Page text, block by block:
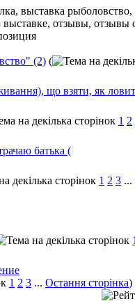
(2) (
що взяти, як
1 2
батька (
1 2 3 ...
1
1 2 3 ... Остання сторінка)